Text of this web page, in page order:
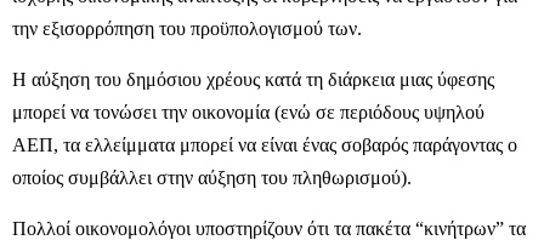
την εξισορρόπηση του προϋπολογισμού των.
Η αύξηση του δημόσιου χρέους κατά τη διάρκεια μιας ύφεσης
μπορεί να τονώσει την οικονομία (ενώ σε περιόδους υψηλού
ΑΕΠ, τα ελλείμματα μπορεί να είναι ένας σοβαρός παράγοντας ο
οποίος συμβάλλει στην αύξηση του πληθωρισμού).
Πολλοί οικονομολόγοι υποστηρίζουν ότι τα πακέτα “κινήτρων” τα